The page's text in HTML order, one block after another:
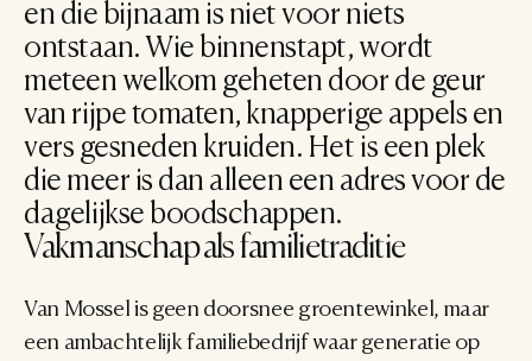
en die bijnaam is niet voor niets
ontstaan. Wie binnenstapt, wordt
meteen welkom geheten door de geur
van rijpe tomaten, knapperige appels en
vers gesneden kruiden. Het is een plek
die meer is dan alleen een adres voor de
dagelijkse boodschappen.
Vakmanschap als familietraditie
Van Mossel is geen doorsnee groentewinkel, maar
een ambachtelijk familiebedrijf waar generatie op